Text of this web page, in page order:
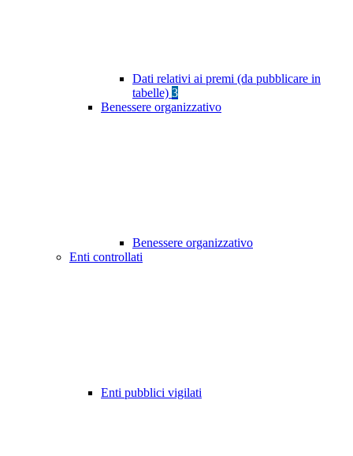
Dati relativi ai premi (da pubblicare in
tabelle) 3
Benessere organizzativo
Benessere organizzativo
Enti controllati
Enti pubblici vigilati